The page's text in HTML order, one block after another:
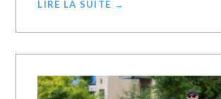
LIRE LA SUITE →